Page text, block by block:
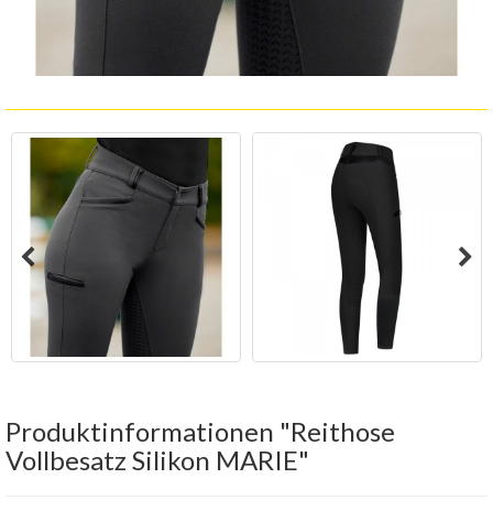
Produktinformationen "Reithose
Vollbesatz Silikon MARIE"